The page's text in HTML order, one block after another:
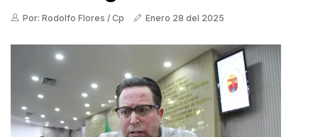
Por: Rodolfo Flores / Cp Enero 28 del 2025